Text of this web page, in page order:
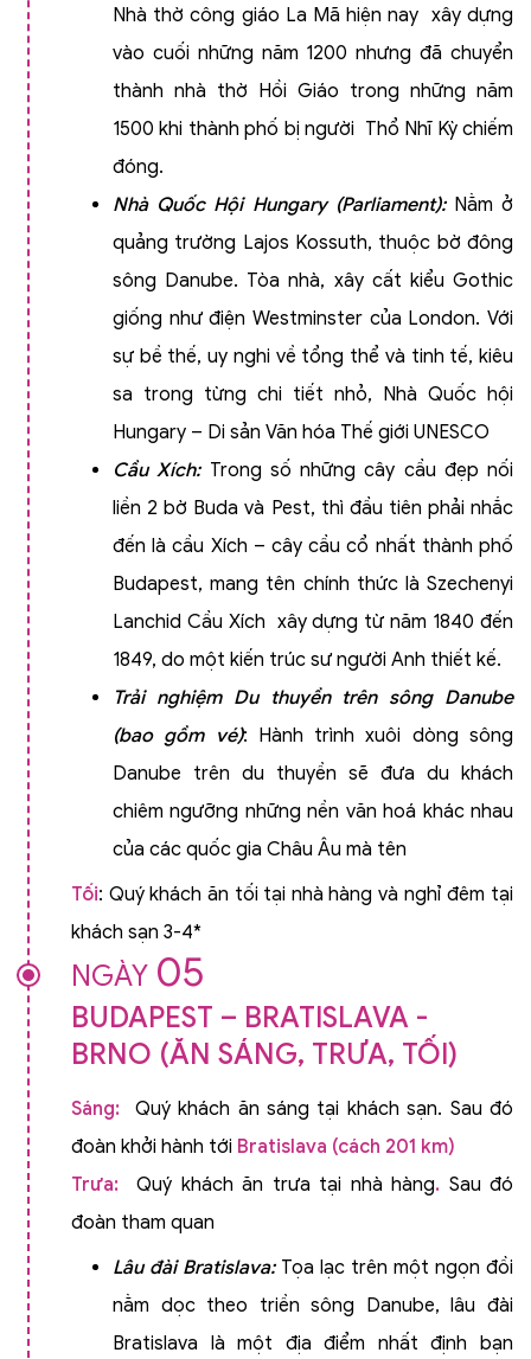
Nhà thờ công giáo La Mã hiện nay xây dựng
vào cuối những năm 1200 nhưng đã chuyển
thành nhà thờ Hồi Giáo trong những năm
1500 khi thành phố bị người Thổ Nhĩ Kỳ chiếm
đóng.
Nhà Quốc Hội Hungary (Parliament):Nằm ở
quảng trường Lajos Kossuth, thuộc bờ đông
sông Danube. Tòa nhà, xây cất kiểu Gothic
giống như điện Westminster của London. Với
sự bề thế, uy nghi về tổng thể và tinh tế, kiêu
sa trong từng chi tiết nhỏ, Nhà Quốc hội
Hungary – Di sản Văn hóa Thế giới UNESCO
Cầu Xích:Trong số những cây cầu đẹp nối
liền 2 bờ Buda và Pest, thì đầu tiên phải nhắc
đến là cầu Xích – cây cầu cổ nhất thành phố
Budapest, mang tên chính thức là Szechenyi
Lanchid Cầu Xích xây dựng từ năm 1840 đến
1849, do một kiến trúc sư người Anh thiết kế.
Trải nghiệm Du thuyền trên sông Danube
(bao gồm vé): Hành trình xuôi dòng sông
Danube trên du thuyền sẽ đưa du khách
chiêm ngưỡng những nền văn hoá khác nhau
của các quốc gia Châu Âu mà tên
Tối: Quý khách ăn tối tại nhà hàng và nghỉ đêm tại
khách sạn 3-4*
NGÀY 05
BUDAPEST – BRATISLAVA -
BRNO (ĂN SÁNG, TRƯA, TỐI)
Sáng: Quý khách ăn sáng tại khách sạn. Sau đó
đoàn khởi hành tới Bratislava (cách 201 km)
Trưa: Quý khách ăn trưa tại nhà hàng. Sau đó
đoàn tham quan
Lâu đài Bratislava:Tọa lạc trên một ngọn đồi
nằm dọc theo triền sông Danube, lâu đài
Bratislava là một địa điểm nhất định bạn